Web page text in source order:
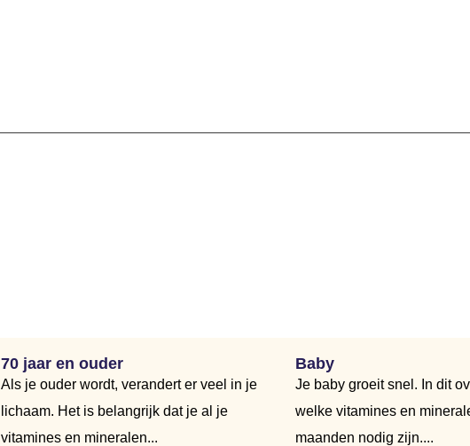
70 jaar en ouder
Als je ouder wordt, verandert er veel in je
lichaam. Het is belangrijk dat je al je
vitamines en mineralen...
Baby
Je baby groeit snel. In dit
welke vitamines en
maanden nodig zijn....